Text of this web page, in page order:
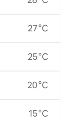
27 °C
25 °C
20 °C
15 °C